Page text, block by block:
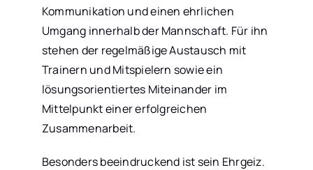
Kommunikation und einen ehrlichen
Umgang innerhalb der Mannschaft. Für ihn
stehen der regelmäßige Austausch mit
Trainern und Mitspielern sowie ein
lösungsorientiertes Miteinander im
Mittelpunkt einer erfolgreichen
Zusammenarbeit.
Besonders beeindruckend ist sein Ehrgeiz.